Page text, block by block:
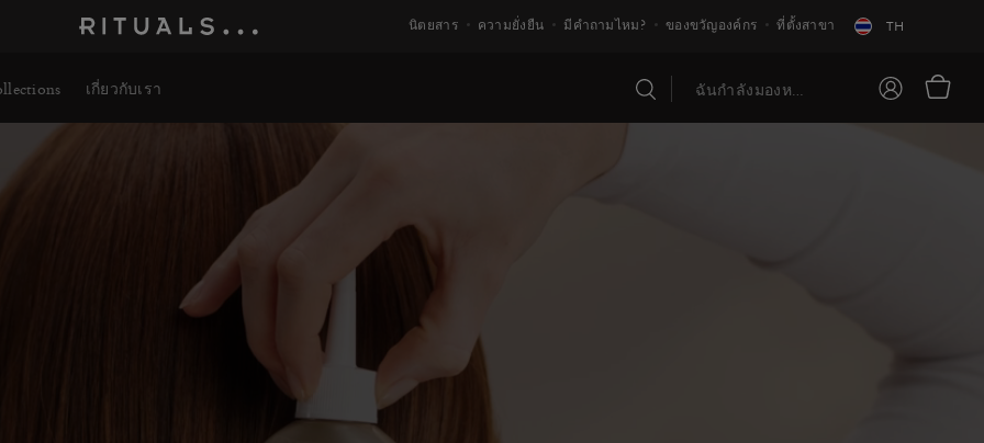
ข้อมูลเพิ่มเติม นิตยสาร ความยั่งยืน มีคำถามไหม? ของขวัญองค์กร ที่ตั้งสาขา TH
เกี่ยวกับเรา